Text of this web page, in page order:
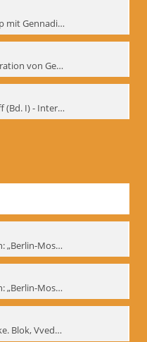
Biomechanik-Workshop mit Gennadij Bogdanow, Mime Centrum Berlin, Oktober 1992 - Interne Signatur: BM-vid-53
Biomechanik-Demonstration von Gennadij Bogdanow im Filmtheater am Friedrichshain, Oktober 1992 - Interne Signatur: BM-vid-56
Interview mit Stella Duff (Bd. I) - Interne Signatur: BM-vid-57
45. Berliner Festwochen: „Berlin-Moskau. Moskau-Berlin 1900-1950“, Berlin 1995 - interne Signatur: BM-prt-59-1
45. Berliner Festwochen: „Berlin-Moskau. Moskau-Berlin 1900-1950“, Berlin 1995 - interne Signatur: BM-prt-59-5
Philosophische Groteske. Blok, Vvedenskij und Meyerhold im bat Studiotheater - interne Signatur: BM-prt-60